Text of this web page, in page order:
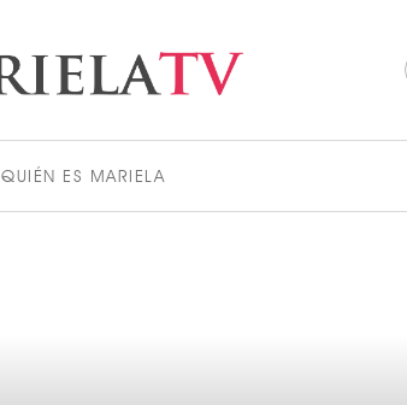
QUIÉN ES MARIELA